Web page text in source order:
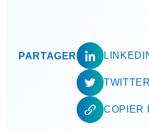
PARTAGER
TWITTER
COPIER